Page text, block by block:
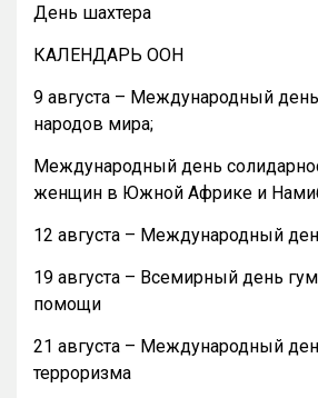
День шахтера
КАЛЕНДАРЬ ООН
9 августа – Международный
народов мира;
Международный день
женщин в Южной Африке и
12 августа – Международный
19 августа – Всемирный день
помощи
21 августа – Международный
терроризма